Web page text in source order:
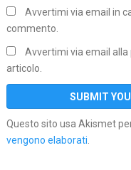
Avvertimi via email in
commento.
Avvertimi via email
articolo.
Questo sito usa Akismet
vengono elaborati